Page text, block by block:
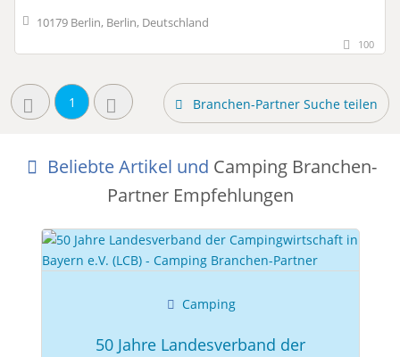
10179 Berlin, Berlin, Deutschland
100
1 Branchen-Partner Suche teilen
Beliebte Artikel und Camping Branchen-
Partner Empfehlungen
50 Jahre Landesverband der
Camping